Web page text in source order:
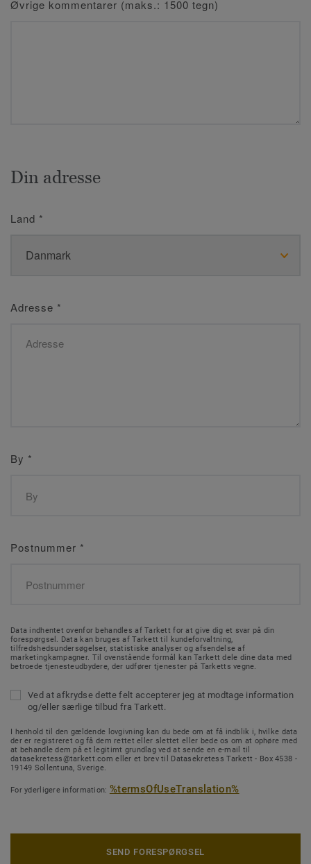
Øvrige kommentarer (maks.: 1500 tegn)
Din adresse
Land *
Adresse *
By *
Postnummer *
Data indhentet ovenfor behandles af Tarkett for at give dig et svar på din
forespørgsel. Data kan bruges af Tarkett til kundeforvaltning,
tilfredshedsundersøgelser, statistiske analyser og afsendelse af
marketingkampagner. Til ovenstående formål kan Tarkett dele dine data med
betroede tjenesteudbydere, der udfører tjenester på Tarketts vegne.
Ved at afkrydse dette felt accepterer jeg at modtage information
og/eller særlige tilbud fra Tarkett.
I henhold til den gældende lovgivning kan du bede om at få indblik i, hvilke data
der er registreret og få dem rettet eller slettet eller bede os om at ophøre med
at behandle dem på et legitimt grundlag ved at sende en e-mail til
datasekretess@tarkett.com eller et brev til Datasekretess Tarkett - Box 4538 -
19149 Sollentuna, Sverige.
For yderligere information: %termsOfUseTranslation%
SEND FORESPØRGSEL